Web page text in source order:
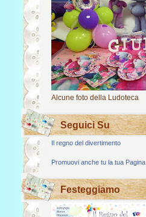
Alcune foto della Ludoteca
Seguici Su
Il regno del divertimento
Promuovi anche tu la tua Pagina
Festeggiamo